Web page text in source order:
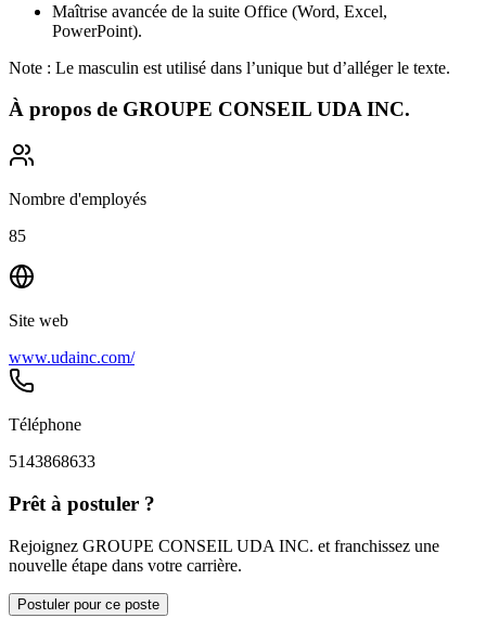
Maîtrise avancée de la suite Office (Word, Excel,
PowerPoint).
Note : Le masculin est utilisé dans l’unique but d’alléger le texte.
À propos de GROUPE CONSEIL UDA INC.
Nombre d'employés
85
Site web
www.udainc.com/
Téléphone
5143868633
Prêt à postuler ?
Rejoignez GROUPE CONSEIL UDA INC. et franchissez une
nouvelle étape dans votre carrière.
Postuler pour ce poste